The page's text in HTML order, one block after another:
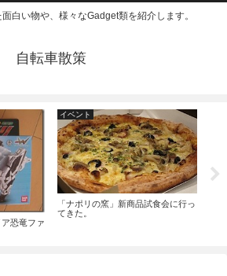
白い物や、様々なGadget類を紹介します。
自転車散策
恐竜ファ
イベント
「ナポリの窯」新商品試食会に行っ
てきた。